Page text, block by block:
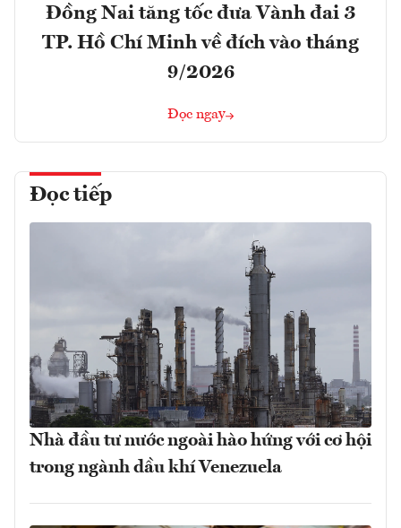
Đồng Nai tăng tốc đưa Vành đai 3
TP. Hồ Chí Minh về đích vào tháng
9/2026
Đọc ngay
Đọc tiếp
Nhà đầu tư nước ngoài hào hứng với cơ hội
trong ngành dầu khí Venezuela